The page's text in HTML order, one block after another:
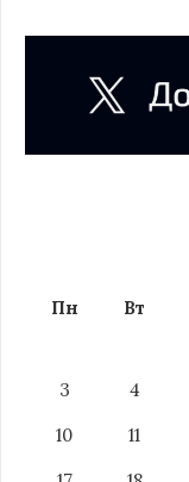
Пн Вт
3
4
10
11